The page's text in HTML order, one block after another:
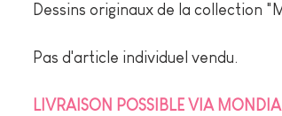
Dessins originaux de la collection
Pas d'article individuel vendu.
LIVRAISON POSSIBLE VIA